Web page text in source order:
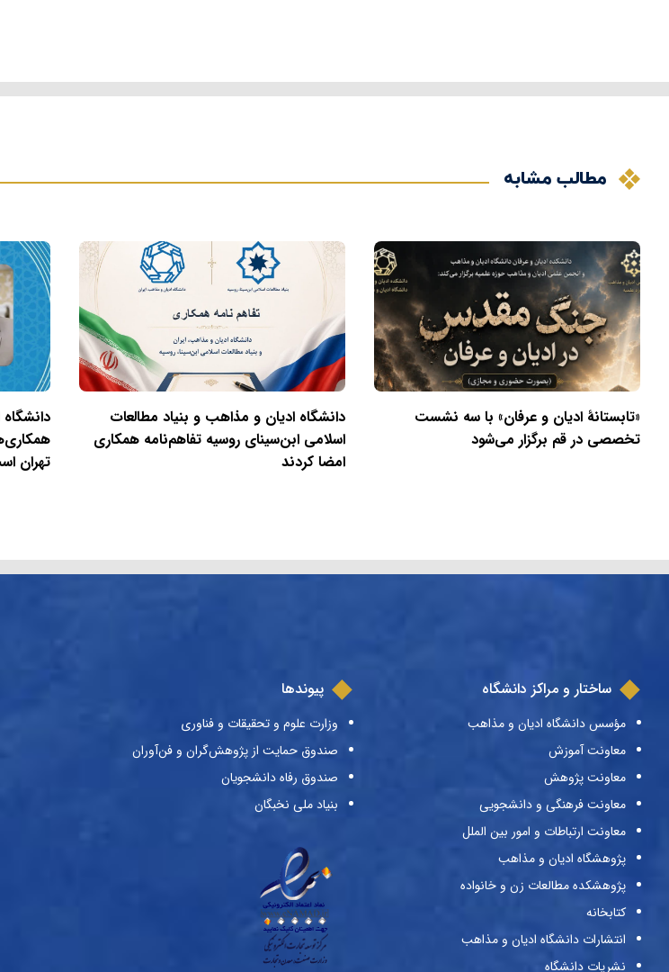
مطالب مشابه
«تابستانهٔ ادیان و عرفان» با سه نشست
تخصصی در قم برگزار می‌شود
دانشگاه ادیان و مذاهب و بنیاد مطالعات
اسلامی ابن‌سینای روسیه تفاهم‌نامه همکاری
امضا کردند
تهران
ساختار و مراکز دانشگاه
مؤسس دانشگاه ادیان و مذاهب
معاونت آموزش
معاونت پژوهش
معاونت فرهنگی و دانشجویی
معاونت ارتباطات و امور بین الملل
پژوهشگاه ادیان و مذاهب
پژوهشکده مطالعات زن و خانواده
کتابخانه
انتشارات دانشگاه ادیان و مذاهب
نشریات دانشگاه
پیوندها
وزارت علوم و تحقیقات و فناوری
صندوق حمایت از پژوهش‌گران و فن‌آوران
صندوق رفاه دانشجویان
بنیاد ملی نخبگان